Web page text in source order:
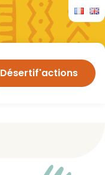
Désertif'actions